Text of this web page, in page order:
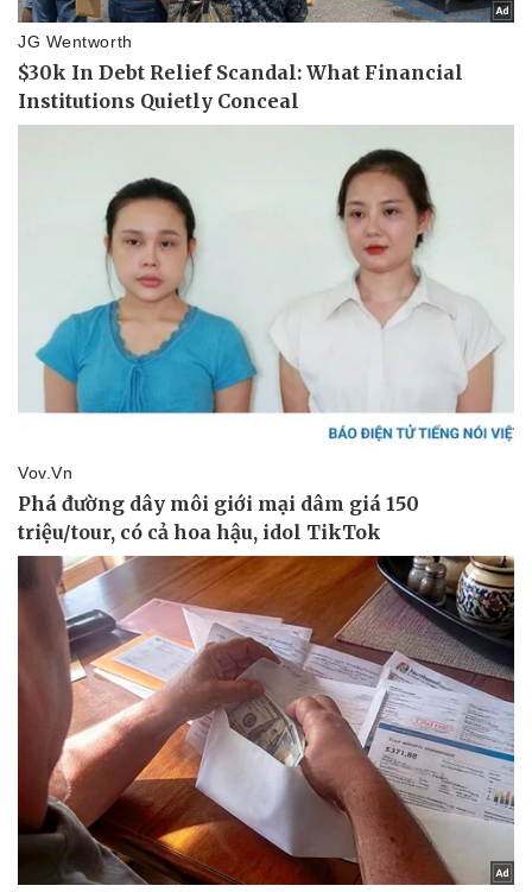
Bóng đá
Lịch thi đấu bóng đá
Thế giới thể thao
eSports
Hậu trường
Ô tô
Tư vấn